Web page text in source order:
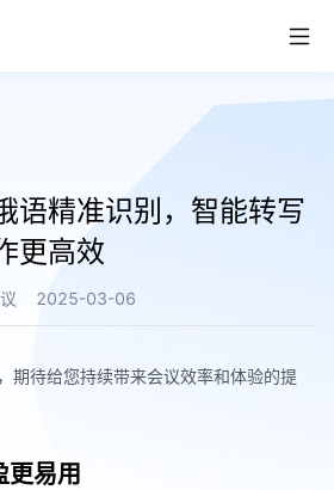
取消
语精准识别，智能转写
更高效
2025-03-06
期待给您持续带来会议效率和体验的提
更易用